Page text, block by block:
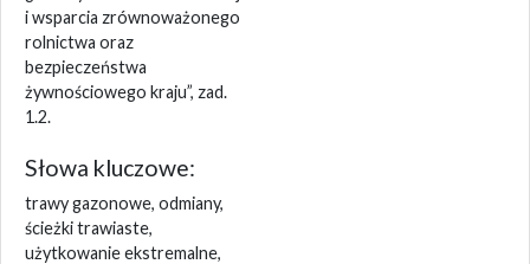
i wsparcia zrównoważonego
rolnictwa oraz
bezpieczeństwa
żywnościowego kraju”, zad.
1.2.
Słowa kluczowe:
trawy gazonowe, odmiany,
ścieżki trawiaste,
użytkowanie ekstremalne,